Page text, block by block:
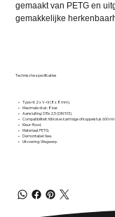
gemaakt van PETG en
gemakkelijke
Technische specificaties
• Type ril: 2 x V-ril (8 x 8 mm).
• Maximale druk: 8 bar.
• Aansluiting: S15x2,5 (DIN 513).
• Compatibiliteit: Kitkoker/cartridge of koppelstuk 600 ml
• Kleur: Rood.
• Materiaal: PETG.
• Demontabel: Nee.
• Uitvoering: Wegwerp.